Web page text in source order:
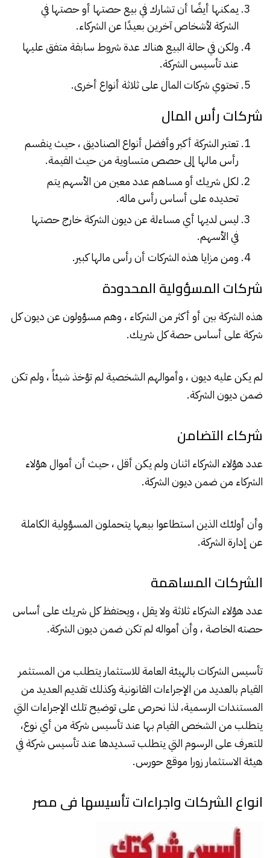
يمكنها أيضًا أن تشارك في بيع حصتها أو حصتها في
الشركة لأشخاص آخرين بعيدًا عن الشركاء.
ولكن في حالة البيع هناك عدة شروط سابقة متفق عليها
عند تأسيس الشركة.
تحتوي شركات المال على ثلاثة أنواع أخرى.
شركات رأس المال
تعتبر الشركة أكبر وأفضل أنواع الصناديق ، حيث ينقسم
رأس مالها إلى حصص متساوية من حيث القيمة.
لكل شريك أو مساهم عدد معين من الأسهم يتم
تحديده على أساس رأس ماله.
ليس لديها أي مساءلة عن ديون الشركة خارج حصتها
في الأسهم.
ومن مزايا هذه الشركات أن رأس مالها كبير.
شركات المسؤولية المحدودة
هذه الشركة بين أو أكثر من الشركاء ، وهم مسؤولون عن ديون كل
شركة على أساس حصة كل شريك.
لم يكن عليه ديون ، وأموالهم الشخصية لم تؤخذ شيئاً ، ولم تكن
ضمن ديون الشركة.
شركاء التضامن
عدد هؤلاء الشركاء اثنان ولم يكن أقل ، حيث أن أموال هؤلاء
الشركاء من ضمن ديون الشركة.
وأن أولئك الذين استطاعوا بيعها يتحملون المسؤولية الكاملة
عن إدارة الشركة.
الشركات المساهمة
عدد هؤلاء الشركاء ثلاثة ولا يقل ، ويحتفظ كل شريك على أساس
حصته الخاصة ، وأن أمواله لم تكن ضمن ديون الشركة.
تأسيس الشركات بالهيئة العامة للاستثمار يتطلب من المستثمر
القيام بالعديد من الإجراءات القانونية وكذلك تقديم العديد من
المستندات الرسمية، لذا نحرص على توضيح تلك الإجراءات التي
يتطلب من الشخص القيام بها عند تأسيس شركة من أي نوع،
للتعرف على الرسوم التي يتطلب تسديدها عند تأسيس شركة في
هيئة الاستثمار زورا موقع حورس.
انواع الشركات واجراءات تأسيسها فى مصر